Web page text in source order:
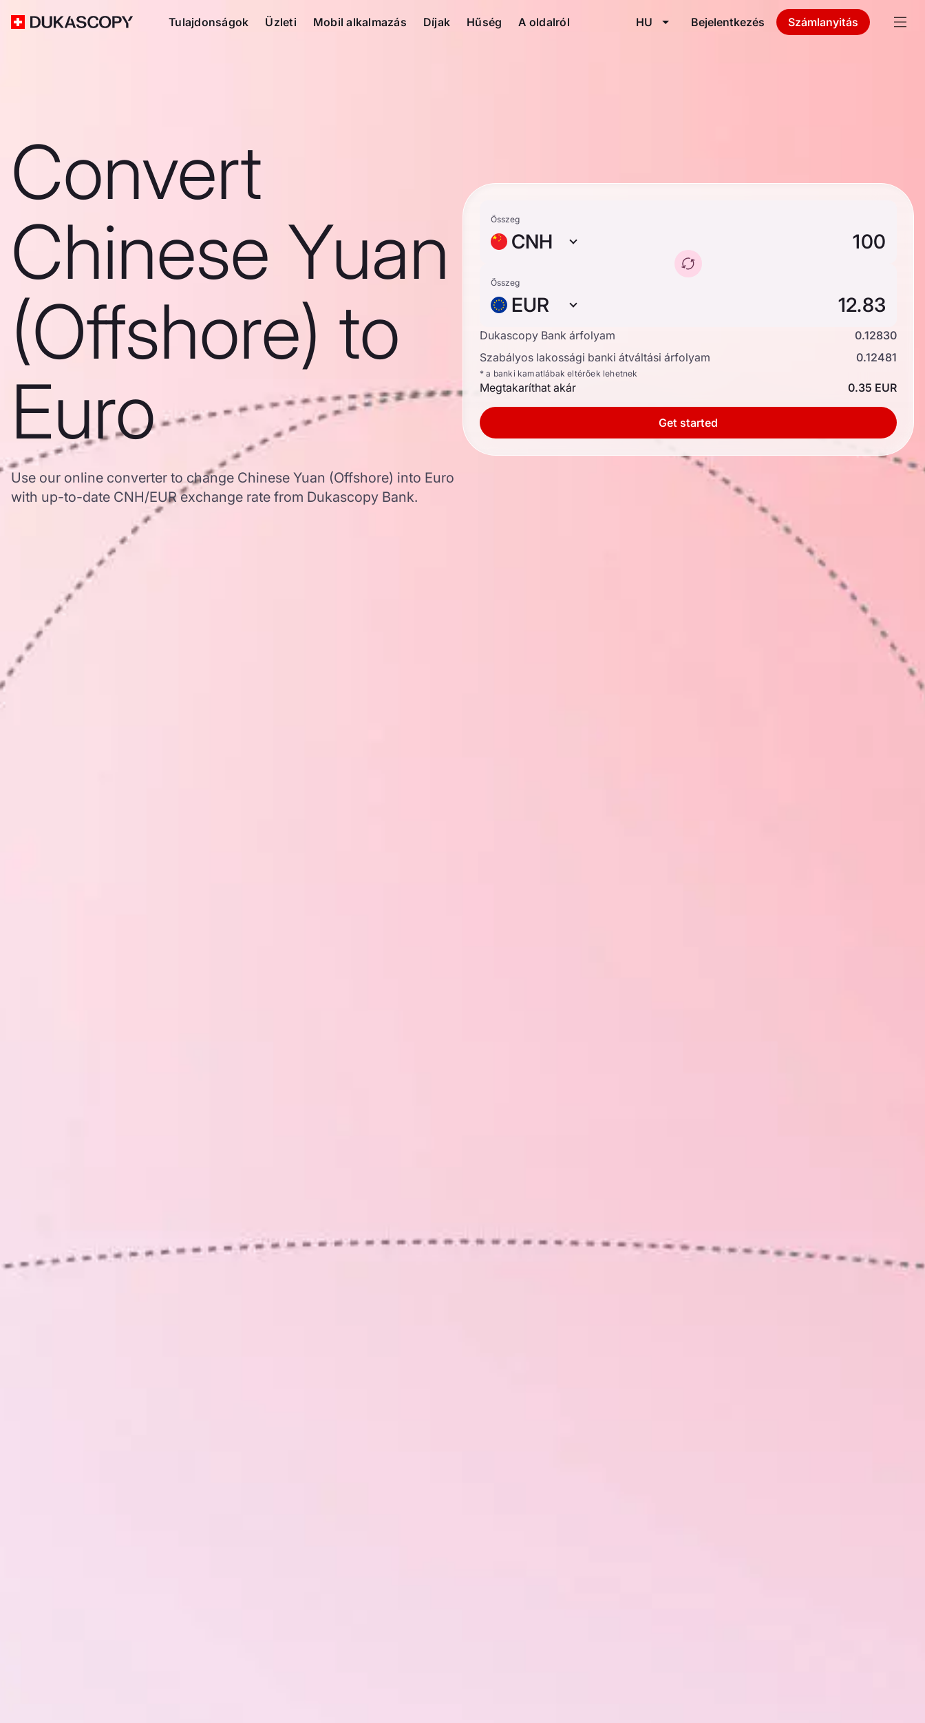
Tulajdonságok Üzleti Mobil alkalmazás Díjak Hűség A oldalról HU Bejelentkezés Számlanyitás
Convert
Chinese Yuan
(Offshore) to
Euro
Use our online converter to change Chinese Yuan (Offshore) into Euro
with up-to-date CNH/EUR exchange rate from Dukascopy Bank.
Összeg
CNH
Összeg
EUR
Dukascopy Bank árfolyam
0.12830
Szabályos lakossági banki átváltási árfolyam
0.12481
* a banki kamatlábak eltérőek lehetnek
Megtakaríthat akár 0.35 EUR
Get started